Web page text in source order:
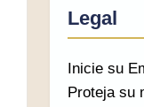
Legal
Inicie su
Proteja su